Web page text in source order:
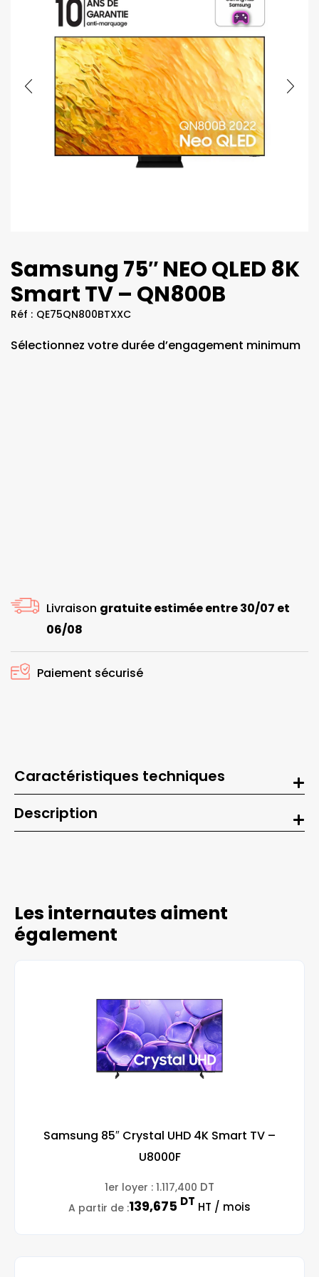
Samsung 75″ NEO QLED 8K
Smart TV – QN800B
Réf : QE75QN800BTXXC
Sélectionnez votre durée d’engagement minimum
Livraison gratuite estimée entre 30/07 et
06/08
Paiement sécurisé
Caractéristiques techniques
Description
Les internautes aiment
également
Samsung 85″ Crystal UHD 4K Smart TV –
U8000F
1er loyer : 1.117,400 DT
A partir de :139,675 DT HT / mois